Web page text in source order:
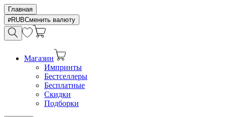
Главная
RUBСменить валюту
Магазин
Импринты
Бестселлеры
Бесплатные
Скидки
Подборки